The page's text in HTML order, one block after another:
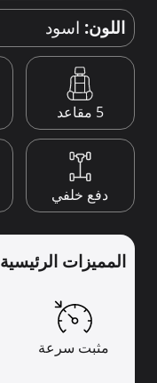
اللون: اسود
5 مقاعد
دفع خلفي
المميزات الرئيسية
مثبت سرعة